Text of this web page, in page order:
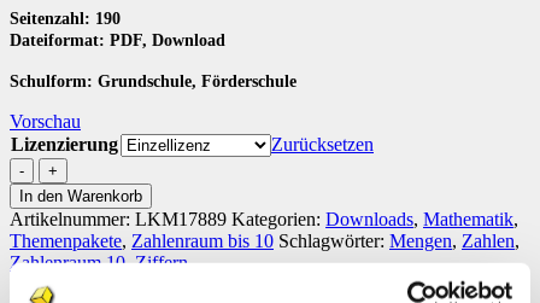
Seitenzahl: 190
Dateiformat: PDF, Download
Schulform: Grundschule, Förderschule
Vorschau
Lizenzierung
Zurücksetzen
Zahlenraum
0
bis
10
kennenlernen
Menge
In den Warenkorb
Artikelnummer: LKM17889 Kategorien: Downloads, Mathematik,
Themenpakete, Zahlenraum bis 10 Schlagwörter: Mengen, Zahlen,
Zahlenraum 10,Ziffern